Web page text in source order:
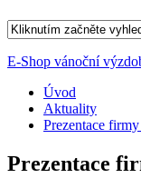
E-Shop vánoční
Úvod
Aktuality
Prezentace
Prezentace